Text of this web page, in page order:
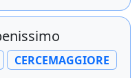
CERCEMAGGIORE